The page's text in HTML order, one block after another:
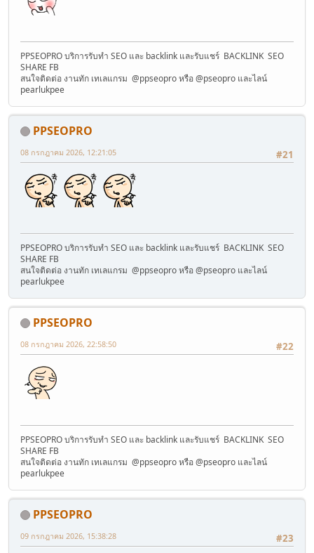
PPSEOPRO บริการรับทำ SEO และ backlink และรับแชร์ BACKLINK SEO
SHARE FB
สนใจติดต่อ งานทัก เทเลแกรม @ppseopro หรือ @pseopro และไลน์
pearlukpee
PPSEOPRO
#21
08 กรกฎาคม 2026, 12:21:05
PPSEOPRO บริการรับทำ SEO และ backlink และรับแชร์ BACKLINK SEO
SHARE FB
สนใจติดต่อ งานทัก เทเลแกรม @ppseopro หรือ @pseopro และไลน์
pearlukpee
PPSEOPRO
#22
08 กรกฎาคม 2026, 22:58:50
PPSEOPRO บริการรับทำ SEO และ backlink และรับแชร์ BACKLINK SEO
SHARE FB
สนใจติดต่อ งานทัก เทเลแกรม @ppseopro หรือ @pseopro และไลน์
pearlukpee
PPSEOPRO
#23
09 กรกฎาคม 2026, 15:38:28